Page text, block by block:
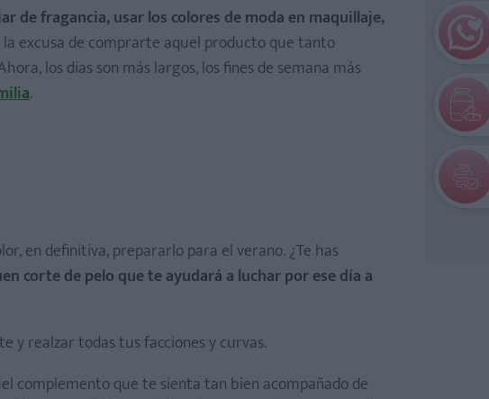
de fragancia, usar los colores de moda en maquillaje,
excusa de comprarte aquel producto que tanto
los días son más largos, los fines de semana más
.
en definitiva, prepararlo para el verano. ¿Te has
corte de pelo que te ayudará a luchar por ese día a
y realzar todas tus facciones y curvas.
complemento que te sienta tan bien acompañado de